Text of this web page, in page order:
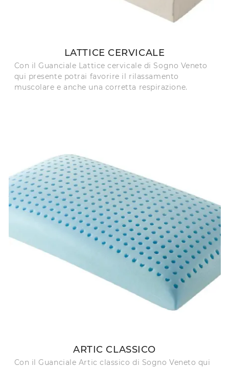
LATTICE CERVICALE
Con il Guanciale Lattice cervicale di Sogno Veneto
qui presente potrai favorire il rilassamento
muscolare e anche una corretta respirazione.
ARTIC CLASSICO
Con il Guanciale Artic classico di Sogno Veneto qui